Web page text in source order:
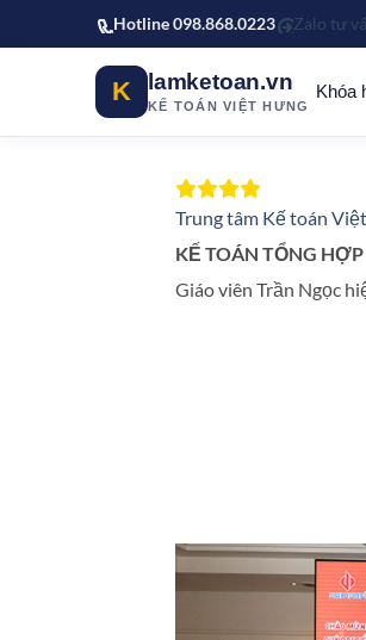
Bỏ qua tới nội dung chính
Hotline 098.868.0223 Zalo tư
K lamketoan.vn
KẾ TOÁN VIỆT HƯNG
Khóa
Trung tâm Kế toán
KẾ TOÁN TỔNG
Giáo viên Trần Ngọc